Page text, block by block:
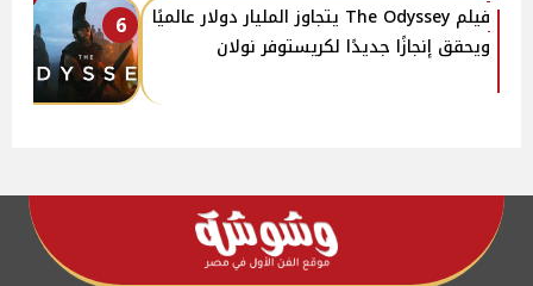
6
فيلم The Odyssey يتجاوز المليار دولار عالميًا
ويحقق إنجازًا جديدًا لكريستوفر نولان